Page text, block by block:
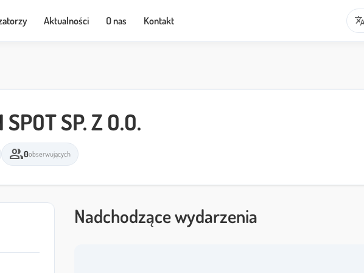
Aktualności O nas Kontakt translate
SPOT SP. Z O.O.
group0obserwujących
Nadchodzące wydarzenia